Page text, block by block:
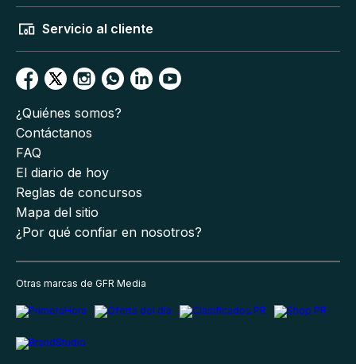
Servicio al cliente
¿Quiénes somos?
Contáctanos
FAQ
El diario de hoy
Reglas de concursos
Mapa del sitio
¿Por qué confiar en nosotros?
Otras marcas de GFR Media